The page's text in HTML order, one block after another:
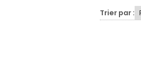
Trier par :